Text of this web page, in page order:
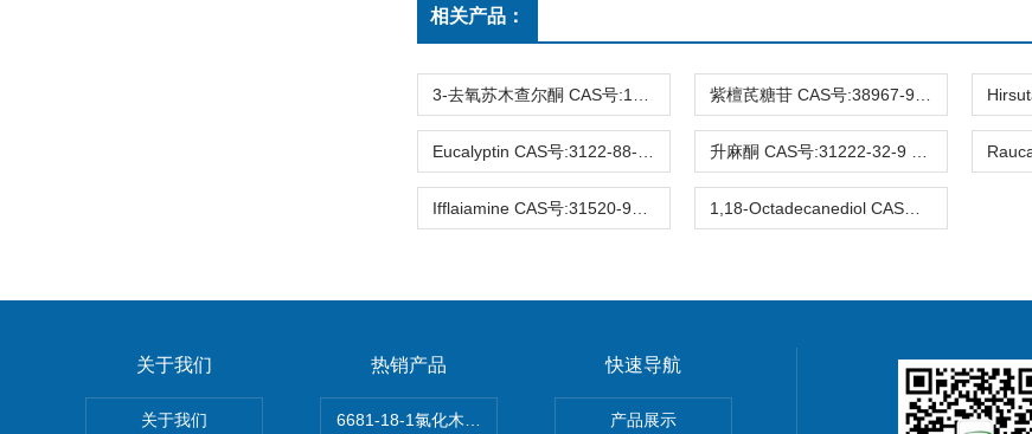
相关产品：
关于我们
关于我们
热销产品
6681-18-1氯化木兰花碱,magnoflorine chloride,植物提取物,标准品,对照品
快速导航
产品展示